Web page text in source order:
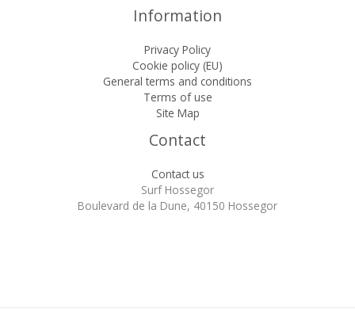
Information
Privacy Policy
Cookie policy (EU)
General terms and conditions
Terms of use
Site Map
Contact
Contact us
Surf Hossegor
Boulevard de la Dune, 40150 Hossegor